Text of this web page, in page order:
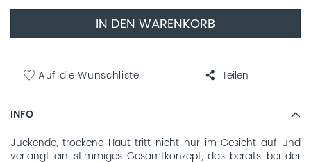
IN DEN WARENKORB
Auf die Wunschliste Teilen
INFO
Juckende, trockene Haut tritt nicht nur im Gesicht auf und
verlangt ein stimmiges Gesamtkonzept, das bereits bei der